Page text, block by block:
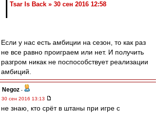
Tsar Is Back » 30 сен 2016 12:58
Если у нас есть амбиции на сезон, то как раз
не все равно проиграем или нет. И получить
разгром никак не поспособствует реализации
амбиций.
Negoz -
30 сен 2016 13:13
не знаю, кто срёт в штаны при игре с